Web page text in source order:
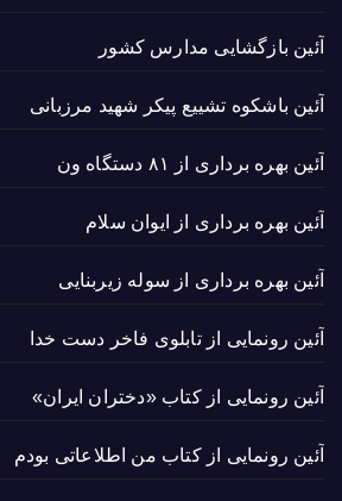
آئین بازگشایی مدارس کشور
آئین باشکوه تشییع پیکر شهید مرزبانی
آئین بهره برداری از ۸۱ دستگاه ون
آئین بهره برداری از ایوان سلام
آئین بهره برداری از سوله زیربنایی
آئین رونمایی از تابلوی فاخر دست خدا
آئین رونمایی از کتاب «دختران ایران»
آئین رونمایی از کتاب من اطلاعاتی بودم